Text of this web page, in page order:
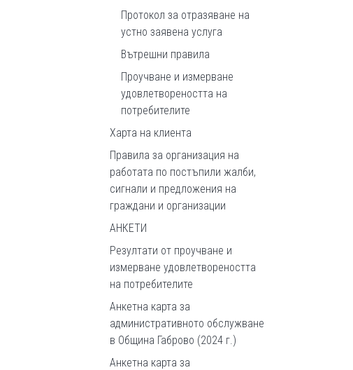
Протокол за отразяване на
устно заявена услуга
Вътрешни правила
Проучване и измерване
удовлетвореността на
потребителите
Харта на клиента
Правила за организация на
работата по постъпили жалби,
сигнали и предложения на
граждани и организации
АНКЕТИ
Резултати от проучване и
измерване удовлетвореността
на потребителите
Анкетна карта за
административното обслужване
в Община Габрово (2024 г.)
Анкетна карта за